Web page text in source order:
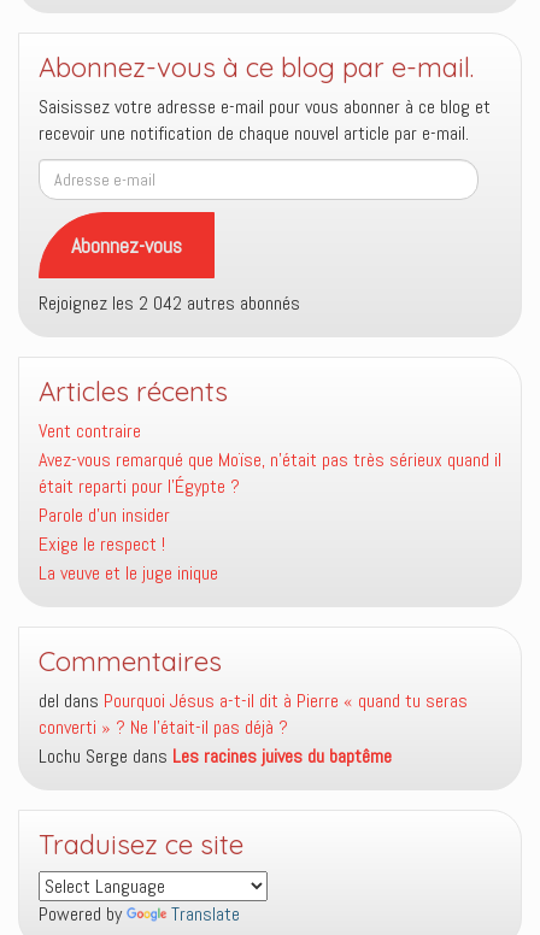
Abonnez-vous à ce blog par e-mail.
Saisissez votre adresse e-mail pour vous abonner à ce blog et
recevoir une notification de chaque nouvel article par e-mail.
Adresse
e-
mail
Abonnez-vous
Rejoignez les 2 042 autres abonnés
Articles récents
Vent contraire
Avez-vous remarqué que Moïse, n’était pas très sérieux quand il
était reparti pour l’Égypte ?
Parole d’un insider
Exige le respect !
La veuve et le juge inique
Commentaires
del dans Pourquoi Jésus a-t-il dit à Pierre « quand tu seras
converti » ? Ne l’était-il pas déjà ?
Lochu Serge dans Les racines juives du baptême
Traduisez ce site
Powered by Translate